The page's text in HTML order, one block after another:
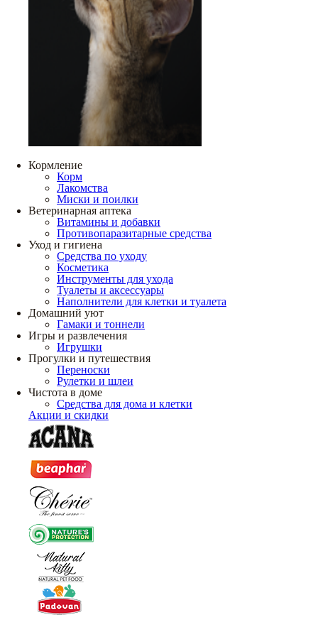
Кормление
Корм
Лакомства
Миски и поилки
Ветеринарная аптека
Витамины и добавки
Противопаразитарные средства
Уход и гигиена
Средства по уходу
Косметика
Инструменты для ухода
Туалеты и аксессуары
Наполнители для клетки и туалета
Домашний уют
Гамаки и тоннели
Игры и развлечения
Игрушки
Прогулки и путешествия
Переноски
Рулетки и шлеи
Чистота в доме
Средства для дома и клетки
Акции и скидки